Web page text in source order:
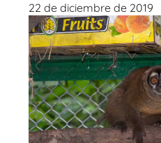
22 de diciembre de 2019